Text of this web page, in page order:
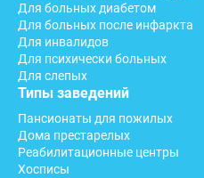
Для больных диабетом
Для больных после инфаркта
Для инвалидов
Для психически больных
Для слепых
Типы заведений
Пансионаты для пожилых
Дома престарелых
Реабилитационные центры
Хосписы